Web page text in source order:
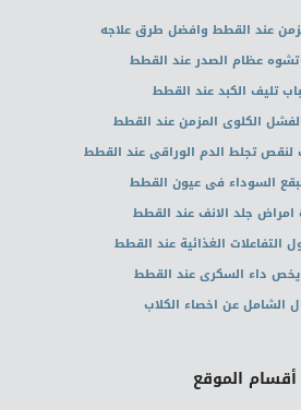
عند القطط وافضل طرق علاجه
عظام الصدر عند القطط
تليف الكبد عند القطط
الكلوى المزمن عند القطط
تجلط الدم الوراقى عند القطط
السوداء فى عيون القطط
جلد الانف عند القطط
التفاعلات الغذائية عند القطط
داء السكرى عند القطط
الشامل عن اخصاء الكلاب
أقسام الموقع